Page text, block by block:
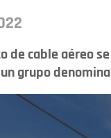
de cable aéreo
grupo